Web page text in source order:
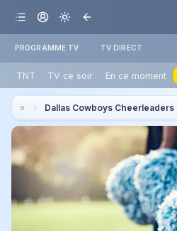
PROGRAMME TV TV DIRECT
TNT TV ce soir En ce moment
Dallas Cowboys Cheerleaders